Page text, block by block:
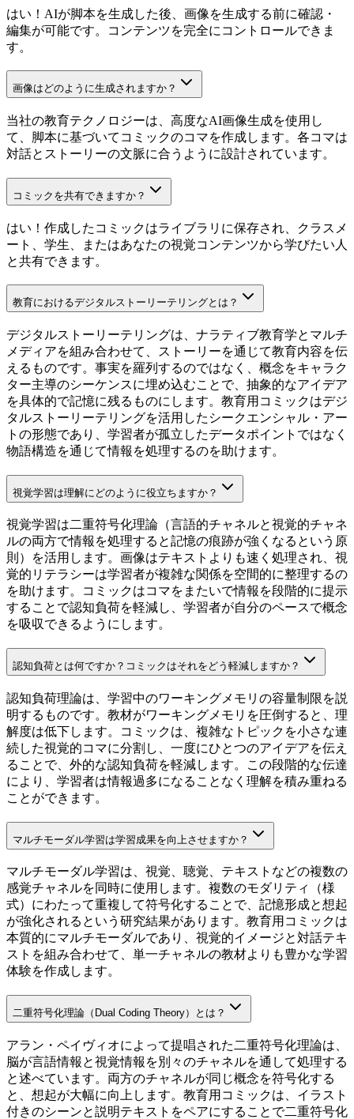
はい！AIが脚本を生成した後、画像を生成する前に確認・
編集が可能です。コンテンツを完全にコントロールできま
す。
画像はどのように生成されますか？
当社の教育テクノロジーは、高度なAI画像生成を使用し
て、脚本に基づいてコミックのコマを作成します。各コマは
対話とストーリーの文脈に合うように設計されています。
コミックを共有できますか？
はい！作成したコミックはライブラリに保存され、クラスメ
ート、学生、またはあなたの視覚コンテンツから学びたい人
と共有できます。
教育におけるデジタルストーリーテリングとは？
デジタルストーリーテリングは、ナラティブ教育学とマルチ
メディアを組み合わせて、ストーリーを通じて教育内容を伝
えるものです。事実を羅列するのではなく、概念をキャラク
ター主導のシーケンスに埋め込むことで、抽象的なアイデア
を具体的で記憶に残るものにします。教育用コミックはデジ
タルストーリーテリングを活用したシークエンシャル・アー
トの形態であり、学習者が孤立したデータポイントではなく
物語構造を通じて情報を処理するのを助けます。
視覚学習は理解にどのように役立ちますか？
視覚学習は二重符号化理論（言語的チャネルと視覚的チャネ
ルの両方で情報を処理すると記憶の痕跡が強くなるという原
則）を活用します。画像はテキストよりも速く処理され、視
覚的リテラシーは学習者が複雑な関係を空間的に整理するの
を助けます。コミックはコマをまたいで情報を段階的に提示
することで認知負荷を軽減し、学習者が自分のペースで概念
を吸収できるようにします。
認知負荷とは何ですか？コミックはそれをどう軽減しますか？
認知負荷理論は、学習中のワーキングメモリの容量制限を説
明するものです。教材がワーキングメモリを圧倒すると、理
解度は低下します。コミックは、複雑なトピックを小さな連
続した視覚的コマに分割し、一度にひとつのアイデアを伝え
ることで、外的な認知負荷を軽減します。この段階的な伝達
により、学習者は情報過多になることなく理解を積み重ねる
ことができます。
マルチモーダル学習は学習成果を向上させますか？
マルチモーダル学習は、視覚、聴覚、テキストなどの複数の
感覚チャネルを同時に使用します。複数のモダリティ（様
式）にわたって重複して符号化することで、記憶形成と想起
が強化されるという研究結果があります。教育用コミックは
本質的にマルチモーダルであり、視覚的イメージと対話テキ
ストを組み合わせて、単一チャネルの教材よりも豊かな学習
体験を作成します。
二重符号化理論（Dual Coding Theory）とは？
アラン・ペイヴィオによって提唱された二重符号化理論は、
脳が言語情報と視覚情報を別々のチャネルを通して処理する
と述べています。両方のチャネルが同じ概念を符号化する
と、想起が大幅に向上します。教育用コミックは、イラスト
付きのシーンと説明テキストをペアにすることで二重符号化